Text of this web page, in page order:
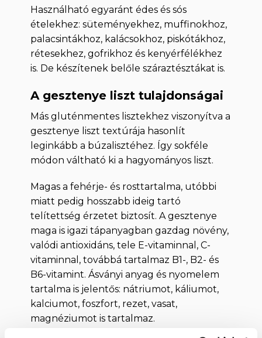
Használható egyaránt édes és sós
ételekhez: süteményekhez, muffinokhoz,
palacsintákhoz, kalácsokhoz, piskótákhoz,
rétesekhez, gofrikhoz és kenyérfélékhez
is. De készítenek belőle száraztésztákat is.
A gesztenye liszt tulajdonságai
Más gluténmentes lisztekhez viszonyítva a
gesztenye liszt textúrája hasonlít
leginkább a búzalisztéhez. Így sokféle
módon váltható ki a hagyományos liszt.
Magas a fehérje- és rosttartalma, utóbbi
miatt pedig hosszabb ideig tartó
telítettség érzetet biztosít. A gesztenye
maga is igazi tápanyagban gazdag növény,
valódi antioxidáns, tele E-vitaminnal, C-
vitaminnal, továbbá tartalmaz B1-, B2- és
B6-vitamint. Ásványi anyag és nyomelem
tartalma is jelentős: nátriumot, káliumot,
kalciumot, foszfort, rezet, vasat,
magnéziumot is tartalmaz.